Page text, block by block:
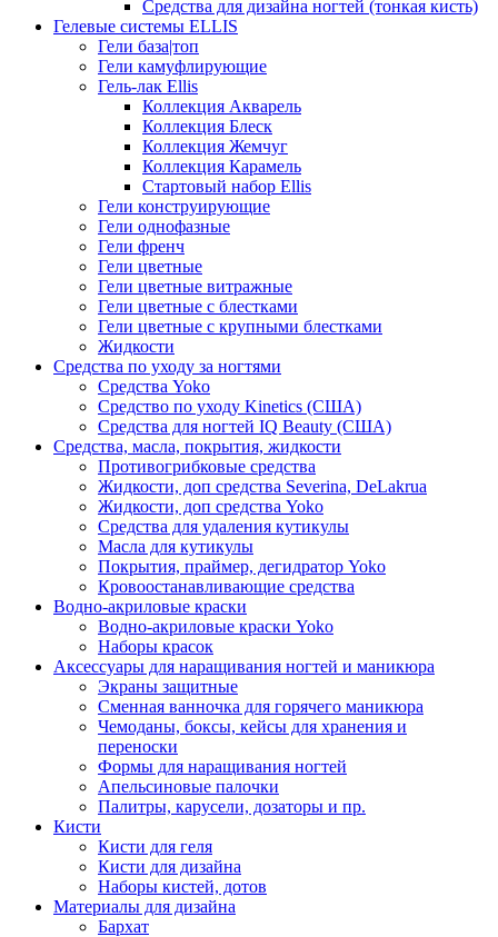
Средства для дизайна ногтей (тонкая кисть)
Гелевые системы ELLIS
Гели база|топ
Гели камуфлирующие
Гель-лак Ellis
Коллекция Акварель
Коллекция Блеск
Коллекция Жемчуг
Коллекция Карамель
Стартовый набор Ellis
Гели конструирующие
Гели однофазные
Гели френч
Гели цветные
Гели цветные витражные
Гели цветные с блестками
Гели цветные с крупными блестками
Жидкости
Средства по уходу за ногтями
Средства Yoko
Средство по уходу Kinetics (США)
Средства для ногтей IQ Beauty (США)
Средства, масла, покрытия, жидкости
Противогрибковые средства
Жидкости, доп средства Severina, DeLakrua
Жидкости, доп средства Yoko
Средства для удаления кутикулы
Масла для кутикулы
Покрытия, праймер, дегидратор Yoko
Кровоостанавливающие средства
Водно-акриловые краски
Водно-акриловые краски Yoko
Наборы красок
Аксессуары для наращивания ногтей и маникюра
Экраны защитные
Сменная ванночка для горячего маникюра
Чемоданы, боксы, кейсы для хранения и
переноски
Формы для наращивания ногтей
Апельсиновые палочки
Палитры, карусели, дозаторы и пр.
Кисти
Кисти для геля
Кисти для дизайна
Наборы кистей, дотов
Материалы для дизайна
Бархат